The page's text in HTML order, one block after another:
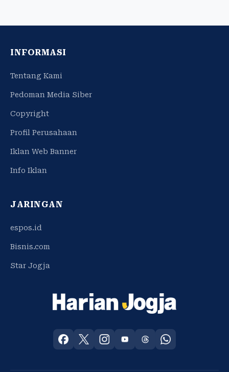
INFORMASI
Tentang Kami
Pedoman Media Siber
Copyright
Profil Perusahaan
Iklan Web Banner
Info Iklan
JARINGAN
espos.id
Bisnis.com
Star Jogja